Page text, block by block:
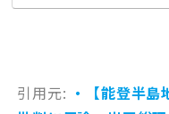
引用元: ・【能登半